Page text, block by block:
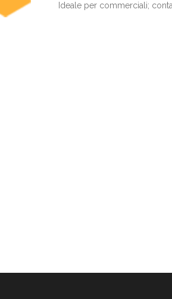
Ideale per commerciali;